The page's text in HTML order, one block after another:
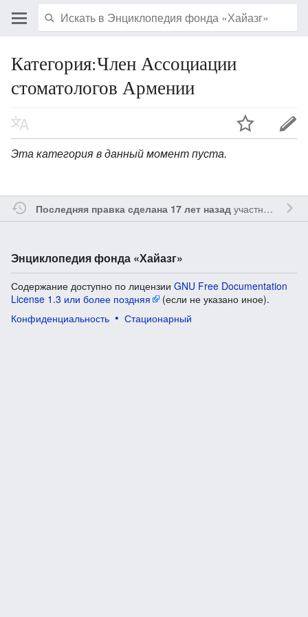
Категория:Член Ассоциации
стоматологов Армении
Эта категория в данный момент пуста.
Последняя правка сделана 17 лет назадучастником
Энциклопедия фонда «Хайазг»
Содержание доступно по лицензии GNU Free Documentation
License 1.3 или более поздняя
(если не указано иное).
Конфиденциальность
Стационарный